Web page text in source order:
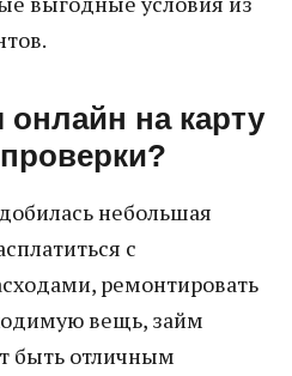
онлайн на карту
небольшая
с
ремонтировать
вещь, займ
быть отличным